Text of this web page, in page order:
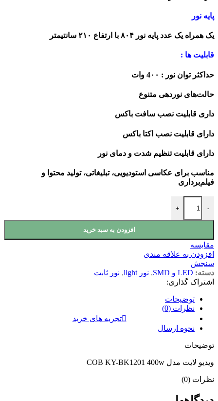
پایه نور
یک همراه یک عدد پایه نور ۸۰۴ با ارتفاع ۲۱۰ سانتیمتر
قابلیت ها :
حداکثر توان نور : 4۰۰ وات
حالت‌های نوردهی متنوع
داری قابلیت نصب سافت باکس
دارای قابلیت نصب اکتا باکس
دارای قابلیت تنظیم شدت و دمای نور
مناسب برای عکاسی استودیویی، تبلیغاتی، تولید محتوا و
فیلم‌برداری
-
+
افزودن به سبد خرید
مقايسه
افزودن به علاقه مندی
سنجش
دسته: LED و SMD , نور light , نور ثابت
اشتراک گذاری:
توضیحات
نظرات (0)
تجربه های خرید
نحوه ارسال
توضیحات
ویدیو لایت مدل COB KY-BK1201 400w
نظرات (0)